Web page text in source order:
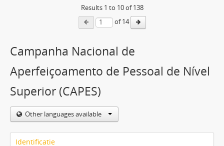
Results 1 to 10of 138
of 14
Campanha Nacional de
Aperfeiçoamento de Pessoal de Nível
Superior (CAPES)
Other languages available
Identificatie